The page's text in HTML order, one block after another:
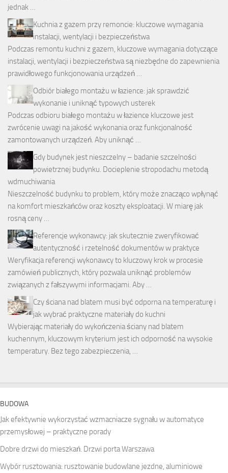
jednak …
Kuchnia z gazem przy remoncie: kluczowe wymagania
instalacji, wentylacji i bezpieczeństwa
Podczas remontu kuchni z gazem, kluczowe wymagania dotyczące
instalacji, wentylacji i bezpieczeństwa są niezbędne do zapewnienia
prawidłowego funkcjonowania urządzeń …
Odbiór białego montażu w łazience: jak sprawdzić
wykonanie i uniknąć typowych usterek
Podczas odbioru białego montażu w łazience kluczowe jest
zwrócenie uwagi na jakość wykonania oraz funkcjonalność
zamontowanych urządzeń. Aby uniknąć …
Gdy budynek jest nieszczelny – badanie szczelności
powietrznej budynku. Docieplenie stropodachu metodą
wdmuchiwania
Nieszczelność budynku to problem, który może znacząco wpłynąć
na komfort mieszkańców oraz koszty eksploatacji. W miarę jak
rosną ceny …
Referencje wykonawcy: jak skutecznie zweryfikować
autentyczność i rzetelność dokumentów w praktyce
Weryfikacja referencji wykonawcy to kluczowy krok w procesie
zamówień publicznych, który pozwala uniknąć problemów
związanych z fałszywymi informacjami. Aby …
Czy ściana nad blatem musi być odporna na temperaturę i
jak wybrać praktyczne materiały do kuchni
Wybierając materiały do wykończenia ściany nad blatem
kuchennym, kluczowym kryterium jest ich odporność na wysokie
temperatury. Bez tego zabezpieczenia, …
BUDOWA
Jak efektywnie wykorzystać wzmacniacze sygnału w automatyce
przemysłowej – praktyczne porady
Dobre drzwi do mieszkań. Drzwi porta Warszawa
Wybór rusztowania: rusztowanie budowlane jezdne, aluminiowe